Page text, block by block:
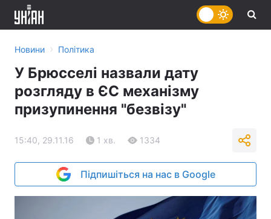
Новини › Політика
У Брюсселі назвали дату
розгляду в ЄС механізму
призупинення "безвізу"
15:40, 29.11.16 1 хв. 1334
Підпишіться на нас в Google